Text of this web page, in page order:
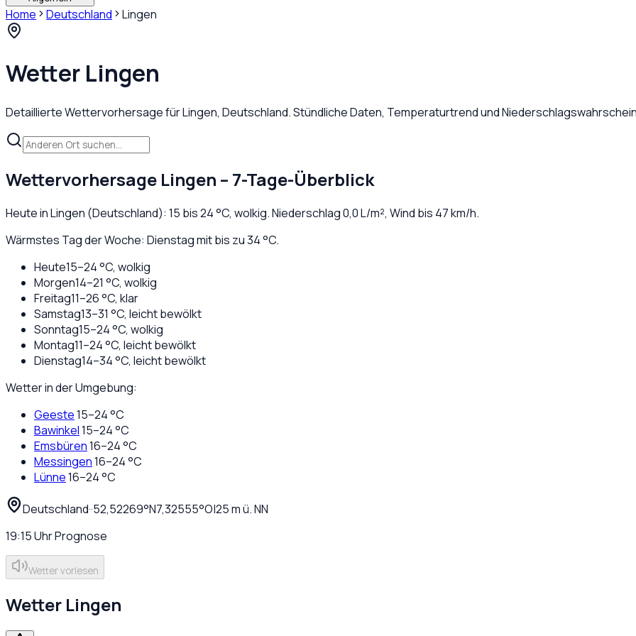
Home Deutschland Lingen
Wetter Lingen
Detaillierte Wettervorhersage fürLingen, Deutschland. Stündliche Daten, Temperaturtrend und
Wettervorhersage Lingen – 7-Tage-Überblick
Heute inLingen (Deutschland): 15 bis24°C, wolkig. Niederschlag0,0L/m², Wind bis 47km/h.
Wärmstes Tag der Woche: Dienstag mit bis zu 34 °C.
Heute15–24°C, wolkig
Morgen14–21 °C, wolkig
Freitag11–26°C, klar
Samstag13–31 °C, leicht bewölkt
Sonntag15–24°C, wolkig
Montag11–24°C, leicht bewölkt
Dienstag14–34°C, leicht bewölkt
Wetter in der Umgebung:
Geeste15–24°C
Bawinkel15–24°C
Emsbüren16–24°C
Messingen16–24°C
Lünne16–24°C
Deutschland··52,52269°N7,32555°O|25m ü. NN
19:15UhrPrognose
Wetter vorlesen
Wetter Lingen